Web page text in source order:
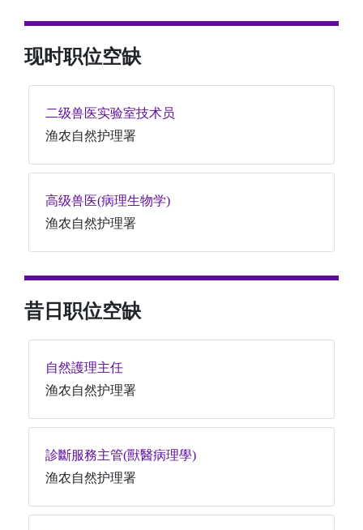
现时职位空缺
二级兽医实验室技术员
渔农自然护理署
高级兽医(病理生物学)
渔农自然护理署
昔日职位空缺
自然護理主任
渔农自然护理署
診斷服務主管(獸醫病理學)
渔农自然护理署